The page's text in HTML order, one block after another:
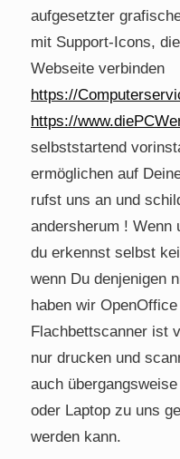
aufgesetzter
mit Support-Icons,
Webseite verbinden
https://
https://
selbststartend
ermöglichen auf
rufst uns an und
andersherum ! Wenn
du erkennst selbst
wenn Du denjenigen
haben wir
Flachbettscanner ist
nur drucken und
auch
oder Laptop zu uns
werden kann.